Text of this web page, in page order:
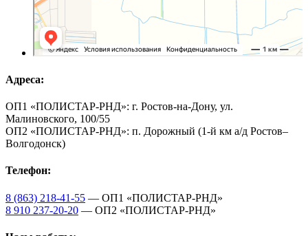
Адреса:
ОП1 «ПОЛИСТАР-РНД»: г. Ростов-на-Дону, ул.
Малиновского, 100/55
ОП2 «ПОЛИСТАР-РНД»: п. Дорожный (1-й км а/д Ростов–
Волгодонск)
Телефон:
8 (863) 218-41-55 — ОП1 «ПОЛИСТАР-РНД»
8 910 237-20-20 — ОП2 «ПОЛИСТАР-РНД»